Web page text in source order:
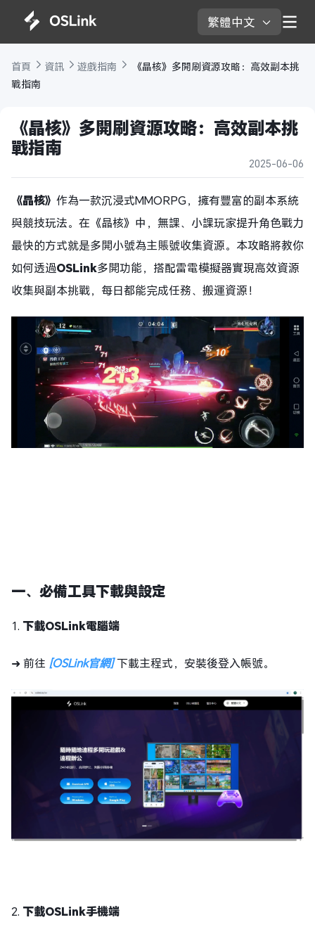
繁體中文
首頁 資訊 遊戲指南
《晶核》多開刷資源攻略：高效副本挑
戰指南
《晶核》多開刷資源攻略：高效副本挑
戰指南
2025-06-06
《晶核》 作為一款沉浸式MMORPG，擁有豐富的副本系統
與競技玩法。在《晶核》中，無課、小課玩家提升角色戰力
最快的方式就是多開小號為主賬號收集資源。本攻略將教你
如何透過OSLink多開功能，搭配雷電模擬器實現高效資源
收集與副本挑戰，每日都能完成任務、搬運資源！
一、必備工具下載與設定
1. 下載OSLink電腦端
➜ 前往 [OSLink官網]下載主程式，安裝後登入帳號。
2. 下載OSLink手機端